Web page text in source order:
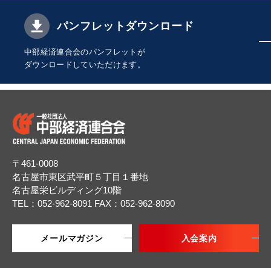
パンフレットダウンロード
中部経済連合会のパンフレットが
ダウンロードしていただけます。
〒461-0008
名古屋市東区武平町５丁目１番地
名古屋栄ビルディング10階
TEL：052-962-8091 FAX：052-962-8090
メールマガジン 入会案内